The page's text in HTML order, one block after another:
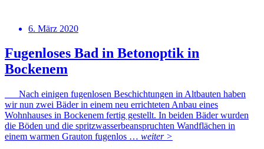
6. März 2020
Fugenloses Bad in Betonoptik in
Bockenem
Nach einigen fugenlosen Beschichtungen in Altbauten haben
wir nun zwei Bäder in einem neu errichteten Anbau eines
Wohnhauses in Bockenem fertig gestellt. In beiden Bäder wurden
die Böden und die spritzwasserbeanspruchten Wandflächen in
einem warmen Grauton fugenlos … weiter >